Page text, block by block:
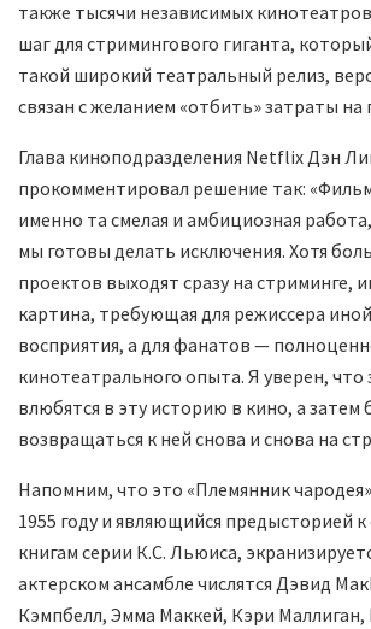
также тысячи независимых
шаг для стримингового гиганта,
такой широкий театральный релиз,
связан с желанием «отбить» затраты на
Глава киноподразделения Netflix Дэн
прокомментировал решение так:
именно та смелая и амбициозная
мы готовы делать исключения. Хотя
проектов выходят сразу на стриминге,
картина, требующая для режиссера
восприятия, а для фанатов —
кинотеатрального опыта. Я уверен, что
влюбятся в эту историю в кино, а затем
возвращаться к ней снова и снова на
Напомним, что это «Племянник
1955 году и являющийся предысторией
книгам серии К.С. Льюиса,
актерском ансамбле числятся Дэвид
Кэмпбелл, Эмма Маккей, Кэри Маллиган,